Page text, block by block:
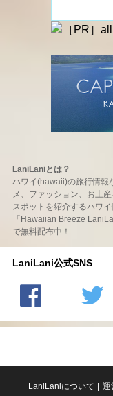
LaniLaniとは？
ハワイ(hawaii)の旅行情報
メ、ファッション、お土
スポットを紹介するハワ
「Hawaiian Breeze
で無料配布中！
LaniLani公式SNS
の
のtwitter
LaniLaniについて 運